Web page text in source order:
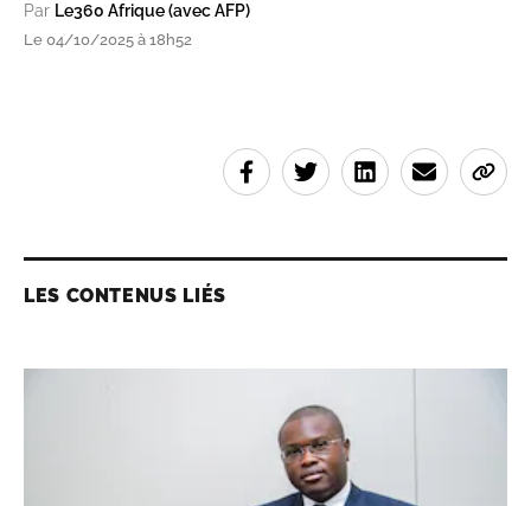
Par Le360 Afrique (avec AFP)
Le 04/10/2025 à 18h52
LES CONTENUS LIÉS